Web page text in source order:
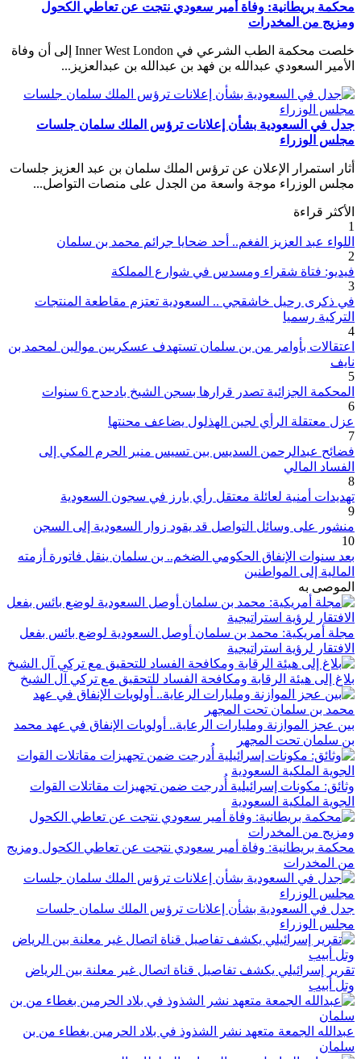
محكمة بريطانية: وفاة أمير سعودي نتجت عن تعاطي الكحول
ومزيج من المخدرات
خلصت محكمة الطب الشرعي في Inner West London إلى أن وفاة
الأمير السعودي عبدالله بن فهد بن عبدالله بن عبدالعزيز...
جدل في السعودية بشأن إعلانات ترؤس الملك سلمان جلسات
مجلس الوزراء
أثار استمرار الإعلان عن ترؤس الملك سلمان بن عبد العزيز جلسات
مجلس الوزراء موجة واسعة من الجدل على منصات التواصل...
الأكثر قراءة
1
اللواء عبد العزيز الفغم.. أحد ضحايا جرائم محمد بن سلمان
2
فيديو: فتاة شقراء ومسدس في شوارع المملكة
3
في ذكرى رحيل خاشقجي .. السعودية تعتزم مقاطعة المنتجات
التركية رسميا
4
اعتقالات بأوامر من بن سلمان تستهدف عسكريين موالين لمحمد بن
نايف
5
المحكمة الجزائية تصدر قرارها بسجن الشيخ بادحدح 6 سنوات
6
عزل معتقلة الرأي لجين الهذلول يضاعف محنتها
7
فضائح عبدالرحمن السديس بين تسيس منبر الحرم المكي إلى
الفساد المالي
8
تهديدات أمنية لعائلة معتقل رأي بارز في سجون السعودية
9
منشور على وسائل التواصل قد يقود زوار السعودية إلى السجن
10
بعد سنوات الإنفاق الحكومي الضخم.. بن سلمان ينقل فاتورة أزمته
المالية إلى المواطنين
الموصى به
مجلة أمريكية: محمد بن سلمان أوصل السعودية لوضع بائس بفعل
الافتقار لرؤية استراتيجية
بلاغ إلى هيئة الرقابة ومكافحة الفساد للتحقيق مع تركي آل الشيخ
بين عجز الموازنة ومليارات الرعاية.. أولويات الإنفاق في عهد محمد
بن سلمان تحت المجهر
وثائق: مكونات إسرائيلية أُدرجت ضمن تجهيزات مقاتلات القوات
الجوية الملكية السعودية
محكمة بريطانية: وفاة أمير سعودي نتجت عن تعاطي الكحول ومزيج
من المخدرات
جدل في السعودية بشأن إعلانات ترؤس الملك سلمان جلسات
مجلس الوزراء
تقرير إسرائيلي يكشف تفاصيل قناة اتصال غير معلنة بين الرياض
وتل أبيب
عبدالله الجمعة متعهد نشر الشذوذ في بلاد الحرمين بغطاء من بن
سلمان